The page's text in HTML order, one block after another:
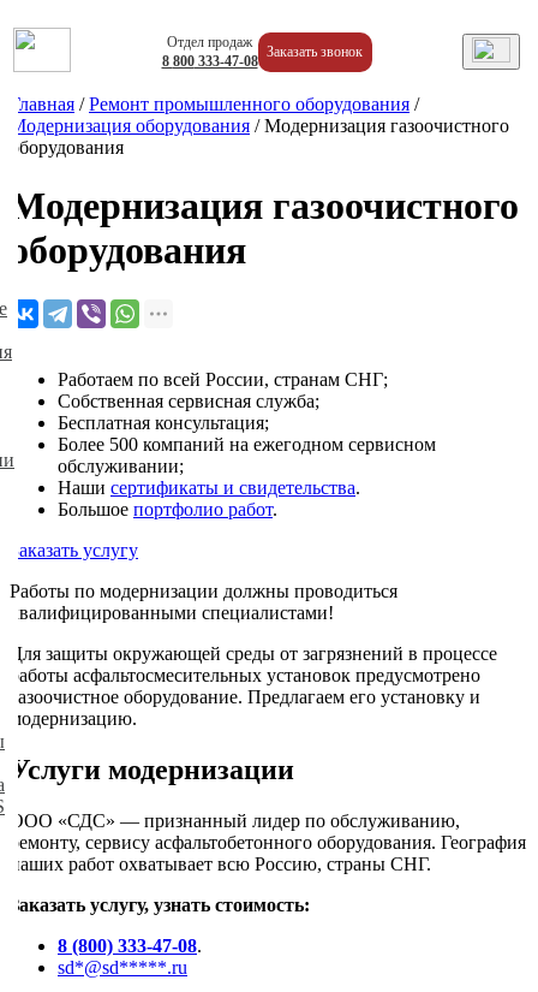
Заказать звонок
Отдел продаж
8 800333-47-08
Главная /Ремонт промышленного оборудования /
Модернизация оборудования /Модернизация газоочистного
оборудования
Модернизация газоочистного
оборудования
Работаем по всей России, странам СНГ;
Собственная сервисная служба;
Бесплатная консультация;
Более 500 компаний на ежегодном сервисном
обслуживании;
Наши сертификаты и свидетельства.
Большое портфолио работ.
Заказать услугу
Работы по модернизации должны проводиться
квалифицированными специалистами!
Для защиты окружающей среды от загрязнений в процессе
работы асфальтосмесительных установок предусмотрено
газоочистное оборудование. Предлагаем его установку и
модернизацию.
Услуги модернизации
ООО «СДС» — признанный лидер по обслуживанию,
ремонту, сервису асфальтобетонного оборудования. География
наших работ охватывает всю Россию, страны СНГ.
Заказать услугу, узнать стоимость:
8 (800) 333-47-08.
sd*@sd*****.ru